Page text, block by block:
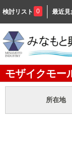
検討リスト 0 最近見
モザイクモー
所在地